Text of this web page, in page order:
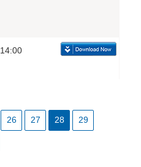
14:00
26 27 28 29